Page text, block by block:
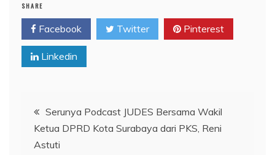
SHARE
Facebook Twitter Pinterest
Linkedin
Navigasi
pos
Serunya Podcast JUDES Bersama Wakil
Ketua DPRD Kota Surabaya dari PKS, Reni
Astuti